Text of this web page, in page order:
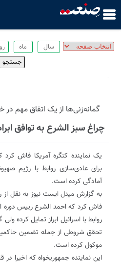
گمانه‌زنی‌ها از یک اتفاق مهم در
چراغ سبز الشرع به توافق
یک نماینده کنگره آمریکا فاش کرد
برای عادی‌سازی روابط با رژیم
آمادگی کرده است.
به گزارش میدل ایست نیوز به نقل از
فاش کرد که احمد الشرع رییس دوره
روابط با اسرائیل ابراز تمایل کرده
تحقق شروطی از جمله تضمین
موکول کرده است.
این نماینده جمهوریخواه که اخیرا